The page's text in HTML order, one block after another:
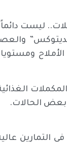
ليست دائماً
الأملاح
بعض الحالات.
في التمارين